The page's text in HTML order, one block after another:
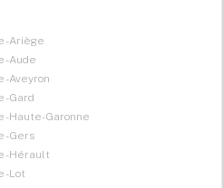
- Ariège
Aude
Aveyron
Gard
Haute-Garonne
- Gers
- Hérault
Lot